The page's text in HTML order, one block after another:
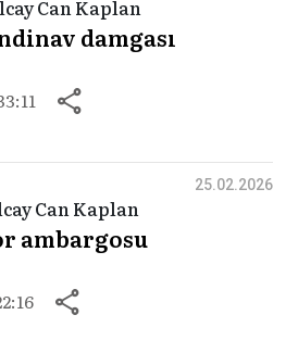
Can Kaplan
damgası
Can Kaplan
ambargosu
25.02.2026